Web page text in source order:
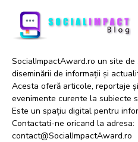
SocialImpactAward.ro un site
diseminării de informații și
Acesta oferă articole, reportaje
evenimente curente la subiecte
Este un spațiu digital pentru
Contactati-ne oricand la adresa:
contact@SocialImpactAward.ro